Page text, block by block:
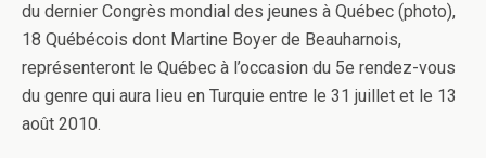
du dernier Congrès mondial des jeunes à Québec (photo),
18 Québécois dont Martine Boyer de Beauharnois,
représenteront le Québec à l’occasion du 5e rendez-vous
du genre qui aura lieu en Turquie entre le 31 juillet et le 13
août 2010.